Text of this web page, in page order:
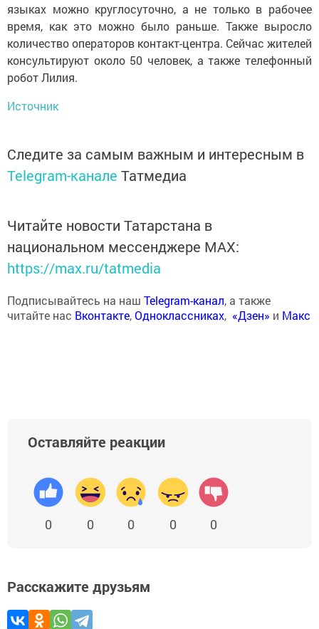
языках можно круглосуточно, а не только в рабочее
время, как это можно было раньше. Также выросло
количество операторов контакт-центра. Сейчас жителей
консультируют около 50 человек, а также телефонный
робот Лилия.
Источник
Следите за самым важным и интересным в
Telegram-канале Татмедиа
Читайте новости Татарстана в
национальном мессенджере MАХ:
https://max.ru/tatmedia
Подписывайтесь на наш Telegram-канал, а также
читайте нас Вконтакте,Одноклассниках, «Дзен» и Макс
Оставляйте реакции
0 0 0 0 0
Расскажите друзьям